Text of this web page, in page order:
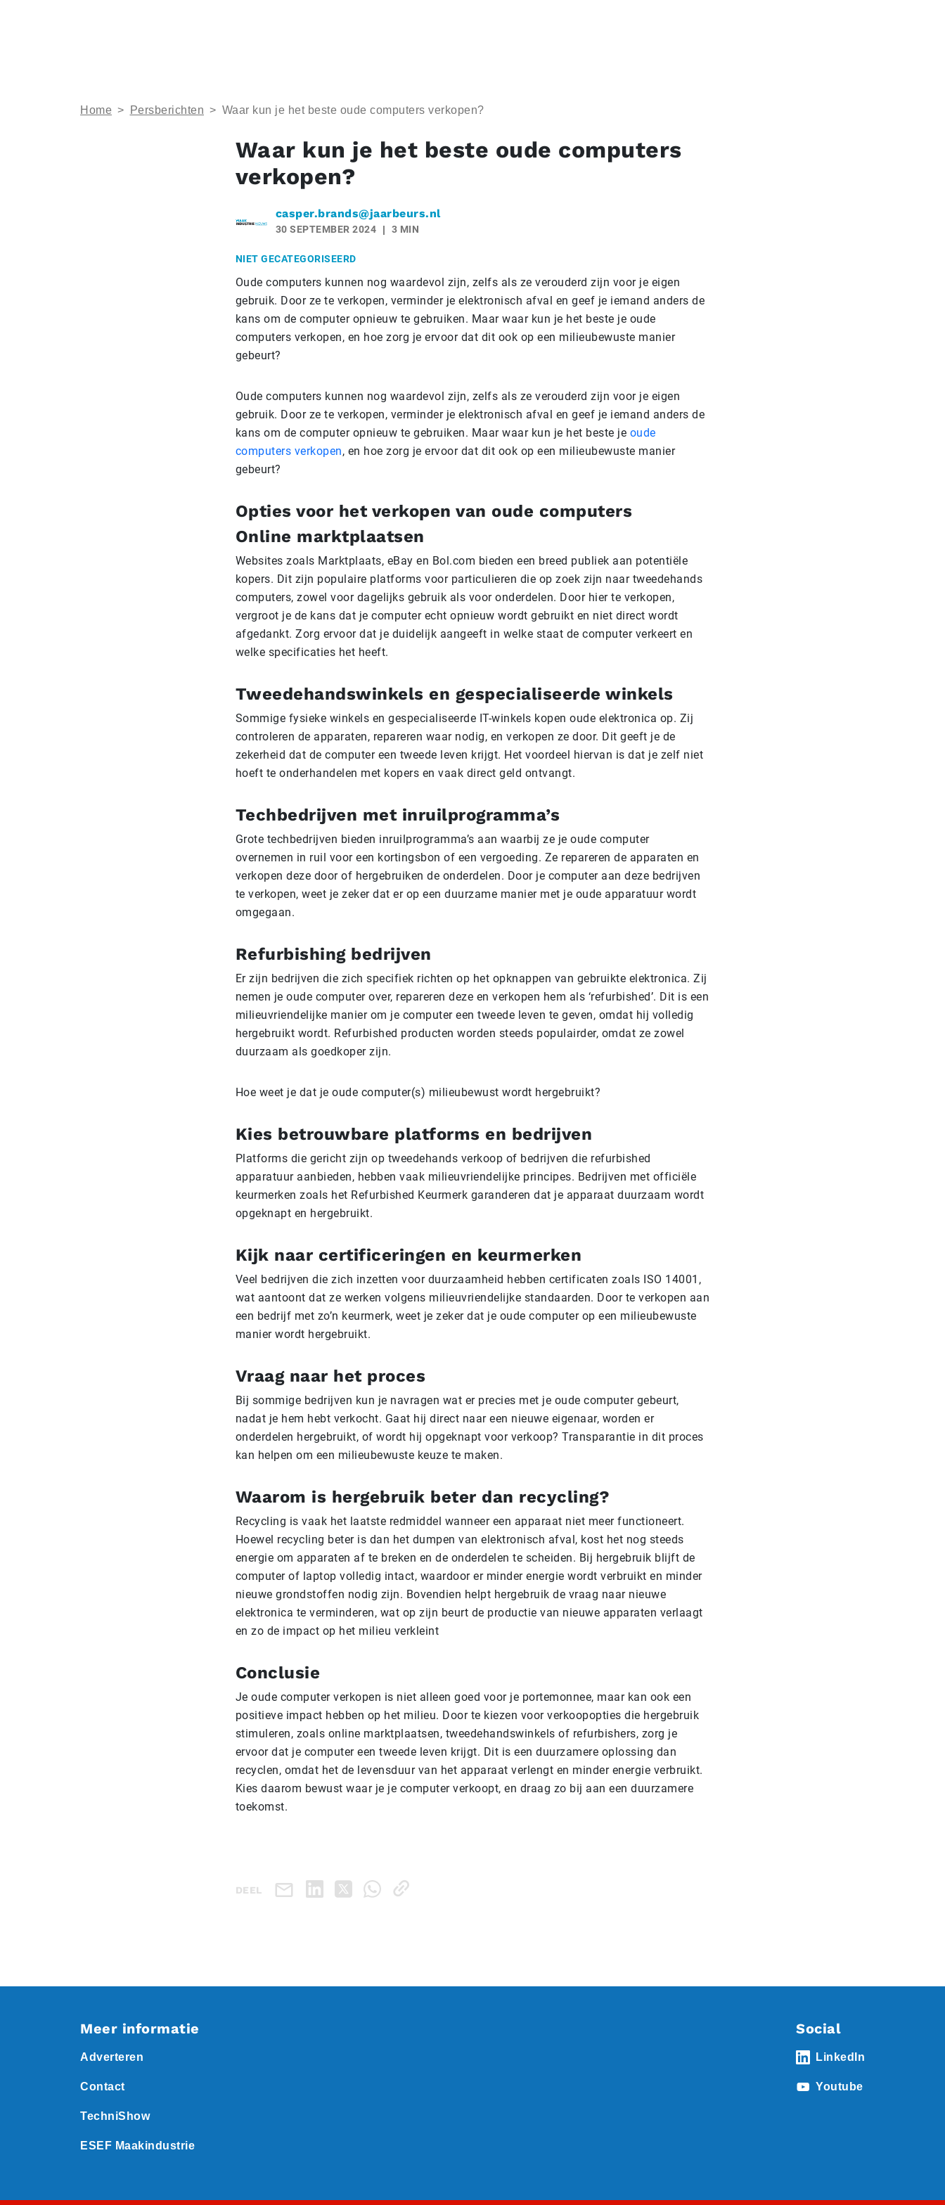
Home > Persberichten > Waar kun je het beste oude computers verkopen?
Waar kun je het beste oude computers
verkopen?
casper.brands@jaarbeurs.nl
30 SEPTEMBER 2024 3 MIN
NIET GECATEGORISEERD
Oude computers kunnen nog waardevol zijn, zelfs als ze verouderd zijn voor je eigen
gebruik. Door ze te verkopen, verminder je elektronisch afval en geef je iemand anders de
kans om de computer opnieuw te gebruiken. Maar waar kun je het beste je oude
computers verkopen, en hoe zorg je ervoor dat dit ook op een milieubewuste manier
gebeurt?
Oude computers kunnen nog waardevol zijn, zelfs als ze verouderd zijn voor je eigen
gebruik. Door ze te verkopen, verminder je elektronisch afval en geef je iemand anders de
kans om de computer opnieuw te gebruiken. Maar waar kun je het beste je oude
computers verkopen, en hoe zorg je ervoor dat dit ook op een milieubewuste manier
gebeurt?
Opties voor het verkopen van oude computers
Online marktplaatsen
Websites zoals Marktplaats, eBay en Bol.com bieden een breed publiek aan potentiële
kopers. Dit zijn populaire platforms voor particulieren die op zoek zijn naar tweedehands
computers, zowel voor dagelijks gebruik als voor onderdelen. Door hier te verkopen,
vergroot je de kans dat je computer echt opnieuw wordt gebruikt en niet direct wordt
afgedankt. Zorg ervoor dat je duidelijk aangeeft in welke staat de computer verkeert en
welke specificaties het heeft.
Tweedehandswinkels en gespecialiseerde winkels
Sommige fysieke winkels en gespecialiseerde IT-winkels kopen oude elektronica op. Zij
controleren de apparaten, repareren waar nodig, en verkopen ze door. Dit geeft je de
zekerheid dat de computer een tweede leven krijgt. Het voordeel hiervan is dat je zelf niet
hoeft te onderhandelen met kopers en vaak direct geld ontvangt.
Techbedrijven met inruilprogramma’s
Grote techbedrijven bieden inruilprogramma’s aan waarbij ze je oude computer
overnemen in ruil voor een kortingsbon of een vergoeding. Ze repareren de apparaten en
verkopen deze door of hergebruiken de onderdelen. Door je computer aan deze bedrijven
te verkopen, weet je zeker dat er op een duurzame manier met je oude apparatuur wordt
omgegaan.
Refurbishing bedrijven
Er zijn bedrijven die zich specifiek richten op het opknappen van gebruikte elektronica. Zij
nemen je oude computer over, repareren deze en verkopen hem als ‘refurbished’. Dit is een
milieuvriendelijke manier om je computer een tweede leven te geven, omdat hij volledig
hergebruikt wordt. Refurbished producten worden steeds populairder, omdat ze zowel
duurzaam als goedkoper zijn.
Hoe weet je dat je oude computer(s) milieubewust wordt hergebruikt?
Kies betrouwbare platforms en bedrijven
Platforms die gericht zijn op tweedehands verkoop of bedrijven die refurbished
apparatuur aanbieden, hebben vaak milieuvriendelijke principes. Bedrijven met officiële
keurmerken zoals het Refurbished Keurmerk garanderen dat je apparaat duurzaam wordt
opgeknapt en hergebruikt.
Kijk naar certificeringen en keurmerken
Veel bedrijven die zich inzetten voor duurzaamheid hebben certificaten zoals ISO 14001,
wat aantoont dat ze werken volgens milieuvriendelijke standaarden. Door te verkopen aan
een bedrijf met zo’n keurmerk, weet je zeker dat je oude computer op een milieubewuste
manier wordt hergebruikt.
Vraag naar het proces
Bij sommige bedrijven kun je navragen wat er precies met je oude computer gebeurt,
nadat je hem hebt verkocht. Gaat hij direct naar een nieuwe eigenaar, worden er
onderdelen hergebruikt, of wordt hij opgeknapt voor verkoop? Transparantie in dit proces
kan helpen om een milieubewuste keuze te maken.
Waarom is hergebruik beter dan recycling?
Recycling is vaak het laatste redmiddel wanneer een apparaat niet meer functioneert.
Hoewel recycling beter is dan het dumpen van elektronisch afval, kost het nog steeds
energie om apparaten af te breken en de onderdelen te scheiden. Bij hergebruik blijft de
computer of laptop volledig intact, waardoor er minder energie wordt verbruikt en minder
nieuwe grondstoffen nodig zijn. Bovendien helpt hergebruik de vraag naar nieuwe
elektronica te verminderen, wat op zijn beurt de productie van nieuwe apparaten verlaagt
en zo de impact op het milieu verkleint
Conclusie
Je oude computer verkopen is niet alleen goed voor je portemonnee, maar kan ook een
positieve impact hebben op het milieu. Door te kiezen voor verkoopopties die hergebruik
stimuleren, zoals online marktplaatsen, tweedehandswinkels of refurbishers, zorg je
ervoor dat je computer een tweede leven krijgt. Dit is een duurzamere oplossing dan
recyclen, omdat het de levensduur van het apparaat verlengt en minder energie verbruikt.
Kies daarom bewust waar je je computer verkoopt, en draag zo bij aan een duurzamere
toekomst.
DEEL
Meer informatie
Adverteren
Contact
TechniShow
ESEF Maakindustrie
Social
LinkedIn
Youtube